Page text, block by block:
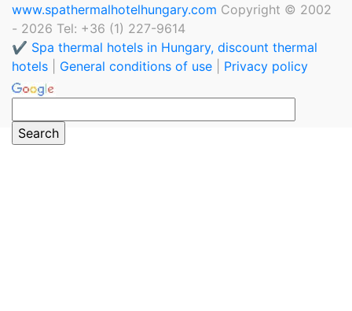
www.spathermalhotelhungary.com Copyright © 2002
- 2026 Tel: +36 (1) 227-9614
✔️ Spa thermal hotels in Hungary, discount thermal
hotels
General conditions of use Privacy policy